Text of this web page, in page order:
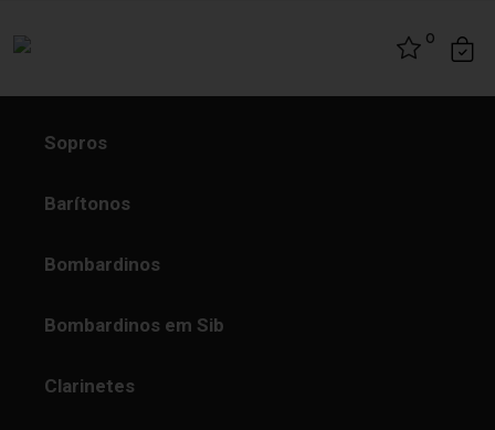
0
Sopros
Barítonos
Bombardinos
Bombardinos em Sib
Clarinetes